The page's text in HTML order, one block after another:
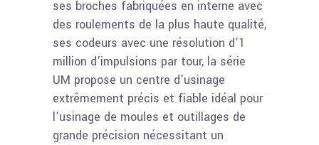
ses broches fabriquées en interne avec
des roulements de la plus haute qualité,
ses codeurs avec une résolution d’1
million d’impulsions par tour, la série
UM propose un centre d’usinage
extrêmement précis et fiable idéal pour
l’usinage de moules et outillages de
grande précision nécessitant un